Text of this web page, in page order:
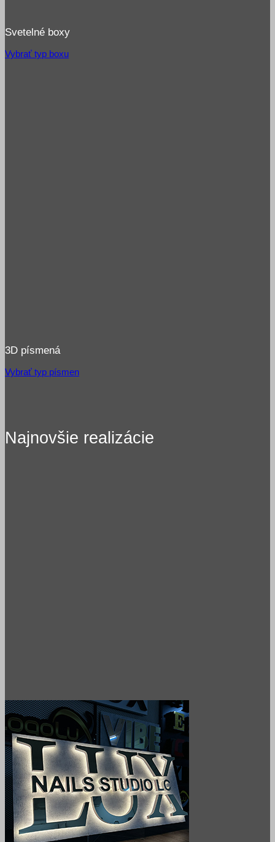
Svetelné boxy
Vybrať typ boxu
3D písmená
Vybrať typ písmen
Najnovšie realizácie